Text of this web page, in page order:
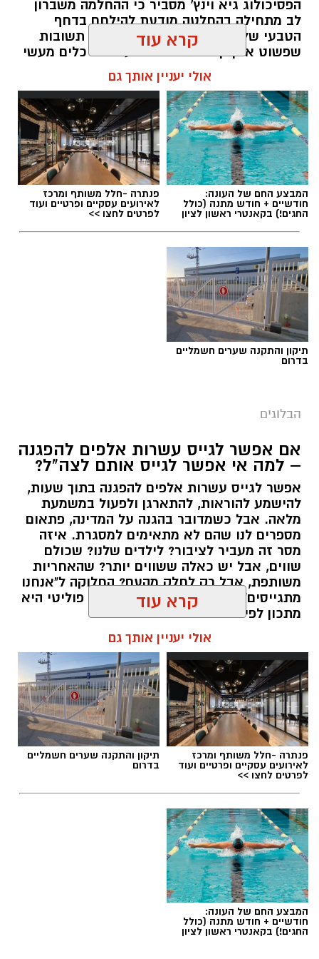
הפסיכולוג גיא וינץ' מסביר כי ההחלמה משברון
לב מתחילה בהחלטה מודעת להילחם בדחף
הטבעי שלנו לייפות את העבר ולחפש תשובות
שפשוט אינן קיימות. הוא מציע ארגז כלים מעשי
שיעזור לנו, בהדרגה, להשתחרר מהכאב ולהמשיך
הלב שלנו אולי נשבר לפעמים, אבל אנחנו לא
חייבים להישבר יחד איתו.
מערכת האתר / 09:04 23.07.26
תגים:טד
יש לכם מידע חשוב שטרם נחשף? צילומים מאירוע
חדשותי? מצאתם טעות בכתבה? נשמח שתשתפו
אותנו
קרא עוד
אולי יעניין אותך גם
המבצע החם של העונה:
חודשיים + חודש מתנה (כולל
החגים!) בקאנטרי ראשון לציון
פנתרה -חלל משותף ומרכז
לאירועים עסקיים ופרטיים ועוד
לפרטים לחצו >>
תיקון והתקנה שערים חשמליים
בדרום
הבלוגים
אם אפשר לגייס עשרות אלפים להפגנה
– למה אי אפשר לגייס אותם לצה"ל?
אפשר לגייס עשרות אלפים להפגנה בתוך שעות,
להישמע להוראות, להתארגן ולפעול במשמעת
מלאה. אבל כשמדובר בהגנה על המדינה, פתאום
מספרים לנו שהם לא מתאימים למסגרת. איזה
מסר זה מעביר לציבור? לילדים שלנו? שכולם
שווים, אבל יש כאלה ששווים יותר? שהאחריות
משותפת, אבל רק לחלק מהעם? החלוקה ל"אנחנו
מתגייסים" ו"הם לא" היא לא רק ויכוח פוליטי היא
מתכון לפילוג שמפורר אותנו מבפנים.
תגים:הפגנות חרדיים גיוס לצה"ל
קרא עוד
אולי יעניין אותך גם
פנתרה -חלל משותף ומרכז
לאירועים עסקיים ופרטיים ועוד
לפרטים לחצו >>
תיקון והתקנה שערים חשמליים
בדרום
המבצע החם של העונה:
חודשיים + חודש מתנה (כולל
החגים!) בקאנטרי ראשון לציון